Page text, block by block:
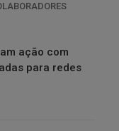
ação com
para redes